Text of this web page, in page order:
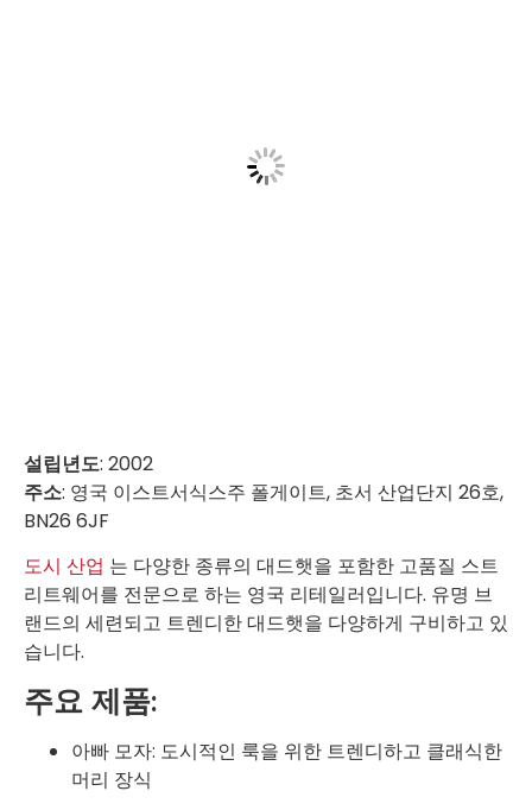
설립년도: 2002
주소: 영국 이스트서식스주 폴게이트, 초서 산업단지 26호,
BN26 6JF
도시 산업 는 다양한 종류의 대드햇을 포함한 고품질 스트
리트웨어를 전문으로 하는 영국 리테일러입니다. 유명 브
랜드의 세련되고 트렌디한 대드햇을 다양하게 구비하고 있
습니다.
주요 제품:
아빠 모자: 도시적인 룩을 위한 트렌디하고 클래식한
머리 장식